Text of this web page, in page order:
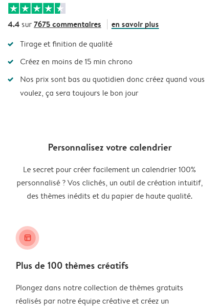
4.4 sur7675 commentaires en savoir plus
Tirage et finition de qualité
Créez en moins de 15 min chrono
Nos prix sont bas au quotidien donc créez quand vous
voulez, ça sera toujours le bon jour
Personnalisez votre calendrier
Le secret pour créer facilement un calendrier 100%
personnalisé ? Vos clichés, un outil de création intuitif,
des thèmes inédits et du papier de haute qualité.
layout_alt
Plus de 100 thèmes créatifs
Plongez dans notre collection de thèmes gratuits
réalisés par notre équipe créative et créez un